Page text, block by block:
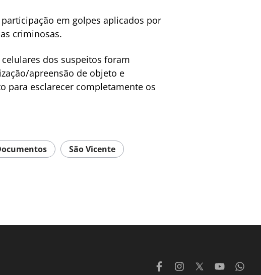
em golpes aplicados por
criminosas.
dos suspeitos foram
apreensão de objeto e
para esclarecer completamente os
São Vicente